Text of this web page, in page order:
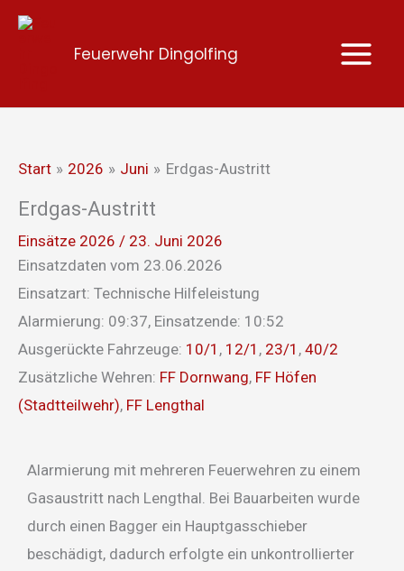
Zum
Feuerwehr Dingolfing
Start 2026 Juni Erdgas-Austritt
Erdgas-Austritt
Einsätze 2026 / 23. Juni 2026
Einsatzdaten vom 23.06.2026
Einsatzart: Technische Hilfeleistung
Alarmierung: 09:37, Einsatzende: 10:52
Ausgerückte Fahrzeuge: 10/1 , 12/1 , 23/1 , 40/2
Zusätzliche Wehren: FF Dornwang, FF Höfen
(Stadtteilwehr), FF Lengthal
Alarmierung mit mehreren Feuerwehren zu einem
Gasaustritt nach Lengthal. Bei Bauarbeiten wurde
durch einen Bagger ein Hauptgasschieber
beschädigt, dadurch erfolgte ein unkontrollierter